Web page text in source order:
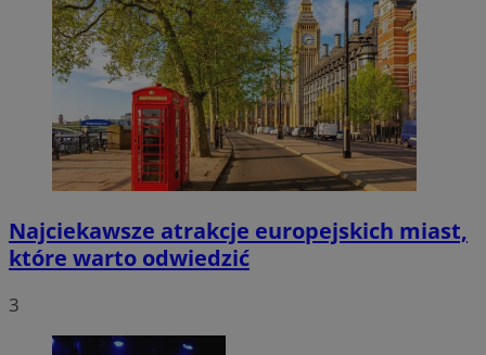
Najciekawsze atrakcje europejskich miast,
które warto odwiedzić
3